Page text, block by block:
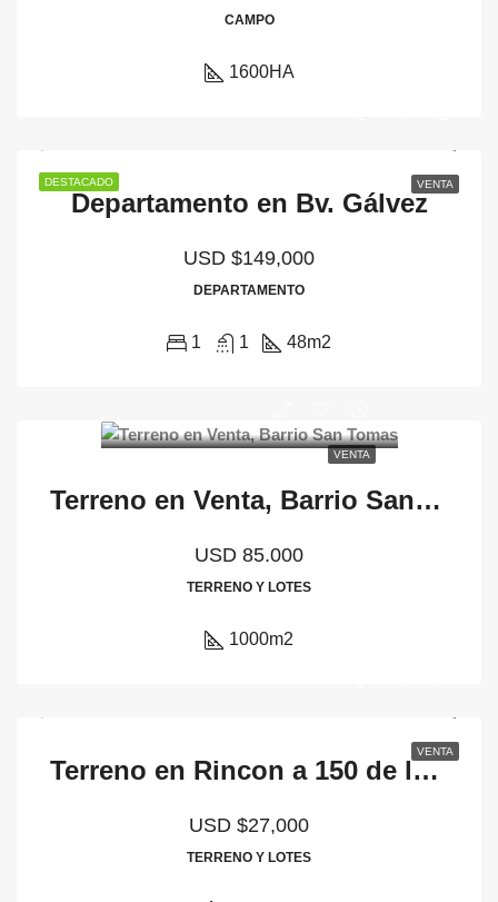
CAMPO
1600HA
DESTACADO VENTA
Departamento en Bv. Gálvez
USD $149,000
DEPARTAMENTO
1 1 48m2
VENTA
Terreno en Venta, Barrio San Tomas
USD 85.000
TERRENO Y LOTES
1000m2
VENTA
Terreno en Rincon a 150 de la Ruta
USD $27,000
TERRENO Y LOTES